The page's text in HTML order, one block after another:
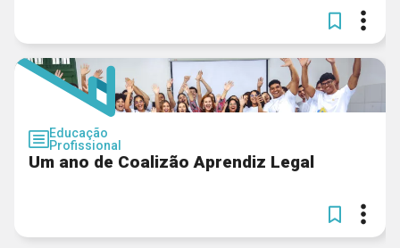
Educação
Profissional
Um ano de Coalizão Aprendiz Legal